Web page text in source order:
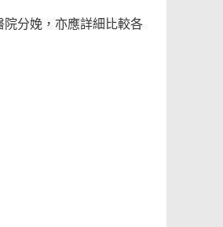
分娩，亦應詳細比較各